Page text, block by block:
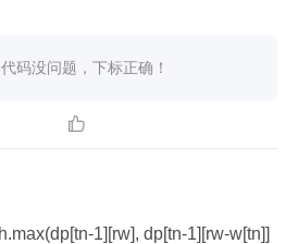
0; i <stones.length; i++) {
2; //总重量
//重量
//价值
码没问题，下标正确！

1][rw], dp[tn-1][rw-w[tn]]